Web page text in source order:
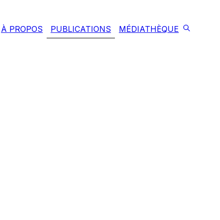
À PROPOS PUBLICATIONS MÉDIATHÈQUE